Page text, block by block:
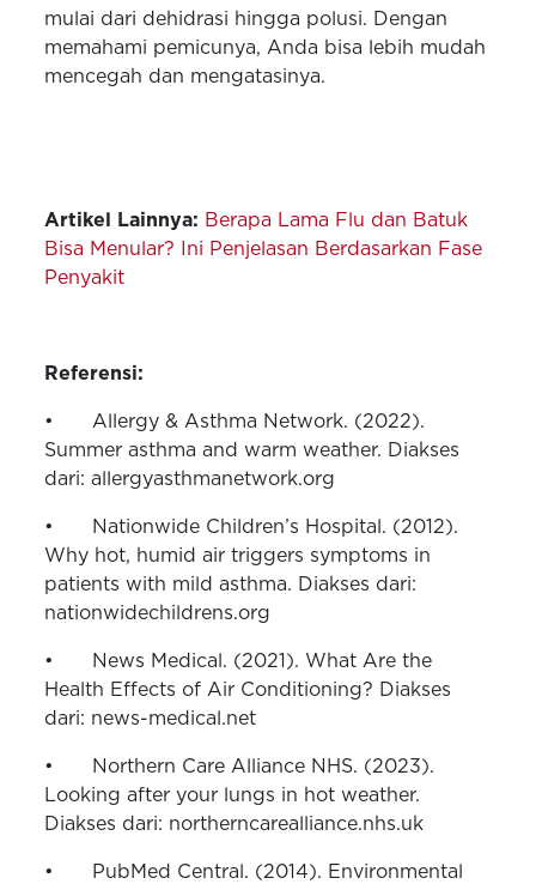
mulai dari dehidrasi hingga polusi. Dengan
memahami pemicunya, Anda bisa lebih mudah
mencegah dan mengatasinya.
Artikel Lainnya: Berapa Lama Flu dan Batuk
Bisa Menular? Ini Penjelasan Berdasarkan Fase
Penyakit
Referensi:
•
Allergy & Asthma Network. (2022).
Summer asthma and warm weather. Diakses
dari: allergyasthmanetwork.org
•
Nationwide Children’s Hospital. (2012).
Why hot, humid air triggers symptoms in
patients with mild asthma. Diakses dari:
nationwidechildrens.org
•
News Medical. (2021). What Are the
Health Effects of Air Conditioning? Diakses
dari: news-medical.net
•
Northern Care Alliance NHS. (2023).
Looking after your lungs in hot weather.
Diakses dari: northerncarealliance.nhs.uk
•
PubMed Central. (2014). Environmental